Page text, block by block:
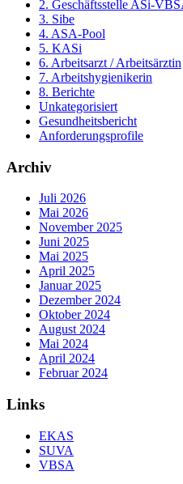
2. Geschäftsstelle ASi-
3. Sibe
4. ASA-Pool
5. KASi
6. Arbeitsarzt / Arbeitsärztin
7. Arbeitshygienikerin
8. Berichte
Unkategorisiert
Gesundheitsbericht
Anforderungsprofile
Archiv
Juli 2026
Mai 2026
November 2025
Juni 2025
Mai 2025
April 2025
Januar 2025
Dezember 2024
Oktober 2024
August 2024
Mai 2024
April 2024
Februar 2024
Links
EKAS
SUVA
VBSA